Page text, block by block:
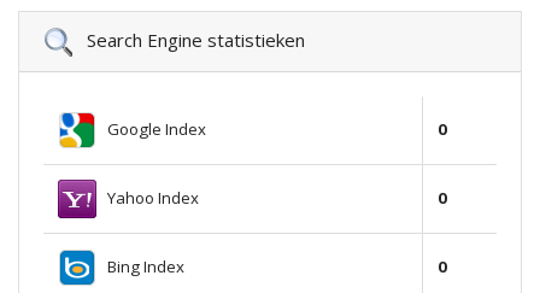
Search Engine statistieken
Google Index 0
Yahoo Index 0
Bing Index 0